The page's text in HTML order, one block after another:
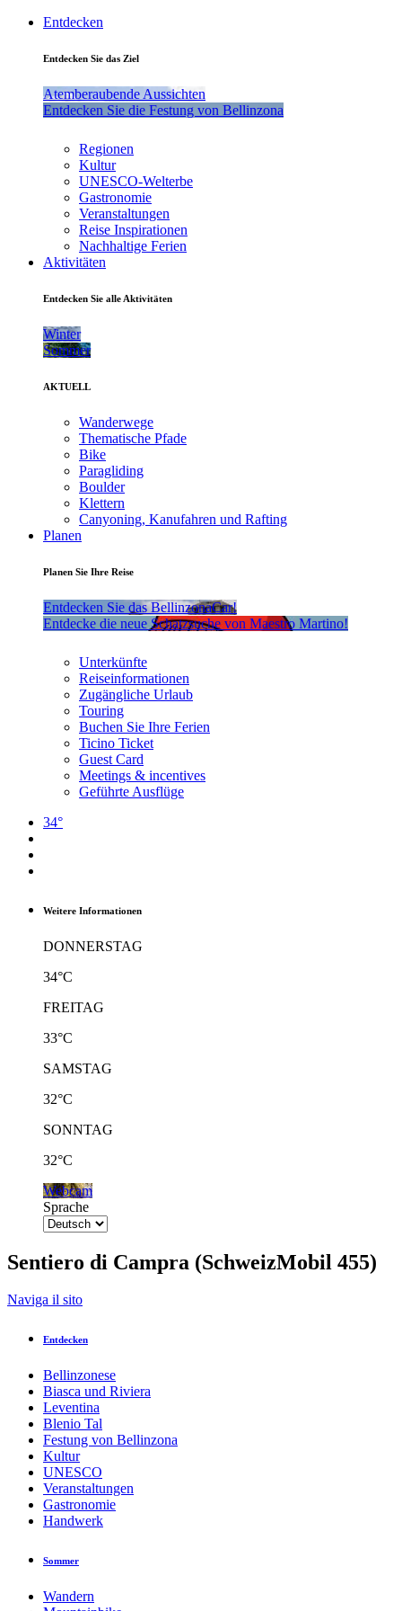
Entdecken
Entdecken Sie das Ziel
Atemberaubende Aussichten
Entdecken Sie die Festung von Bellinzona
Regionen
Kultur
UNESCO-Welterbe
Gastronomie
Veranstaltungen
Reise Inspirationen
Nachhaltige Ferien
Aktivitäten
Entdecken Sie alle Aktivitäten
Winter
Sommer
AKTUELL
Wanderwege
Thematische Pfade
Bike
Paragliding
Boulder
Klettern
Canyoning, Kanufahren und Rafting
Planen
Planen Sie Ihre Reise
Entdecken Sie das BellinzonaCar!
Entdecke die neue Schatzsuche von Maestro Martino!
Unterkünfte
Reiseinformationen
Zugängliche Urlaub
Touring
Buchen Sie Ihre Ferien
Ticino Ticket
Guest Card
Meetings & incentives
Geführte Ausflüge
34°
Weitere Informationen
DONNERSTAG
34°C
FREITAG
33°C
SAMSTAG
32°C
SONNTAG
32°C
Webcam
Sprache
Sentiero di Campra (SchweizMobil 455)
Zurück zur Übersicht
Topempfohlene Tour
Sentiero di Campra (SchweizMobil 455)
Verantwortlich für diesen Inhalt
Bellinzona e Valli Turismo
Langlaufzentrum Campra
Foto: Ticino Turismo - Milo Zanecchia, Bellinzona e Valli
Naviga il sito
Entdecken
Bellinzonese
Biasca und Riviera
Leventina
Blenio Tal
Festung von Bellinzona
Kultur
UNESCO
Veranstaltungen
Gastronomie
Handwerk
Sommer
Wandern